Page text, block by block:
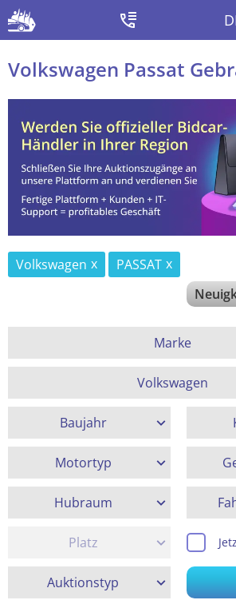
Volkswagen Passat
Volkswagen
PASSAT
Marke
Volkswagen
Baujahr
Motortyp
Hubraum
Platz
Auktionstyp